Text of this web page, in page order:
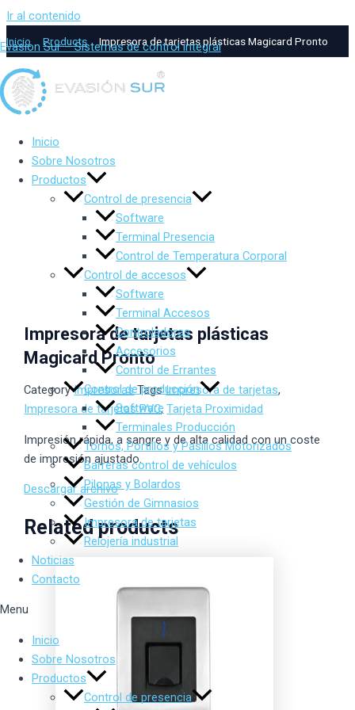
Ir al contenido
Evasion Sur – Sistemas de control integral
Inicio
Sobre Nosotros
Productos
Control de presencia
Software
Terminal Presencia
Control de Temperatura Corporal
Control de accesos
Software
Terminal Accesos
Controladoras
Accesorios
Control de Errantes
Control de producción
Software
Terminales Producción
Tornos, Portillos y Pasillos Motorizados
Barreras control de vehículos
Pilonas y Bolardos
Gestión de Gimnasios
Impresora de tarjetas
Relojería industrial
Noticias
Contacto
Menu
Inicio
Sobre Nosotros
Productos
Control de presencia
Inicio Products Impresora de tarjetas plásticas Magicard Pronto
Impresora de tarjetas plásticas
Magicard Pronto
Category Impresoras Tags Impresora de tarjetas,
Impresora de tarjetas PVC,Tarjeta Proximidad
Impresión rápida, a sangre y de alta calidad con un coste
de impresión ajustado.
Descargar archivo
Related products